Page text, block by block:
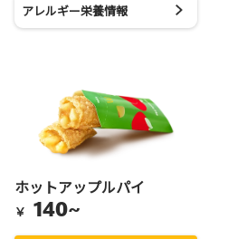
アレルギー栄養情報
ホットアップルパイ
￥ 140~